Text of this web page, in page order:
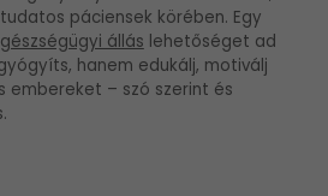
páciensek körében. Egy
állás lehetőséget ad
hanem edukálj, motiválj
embereket – szó szerint és